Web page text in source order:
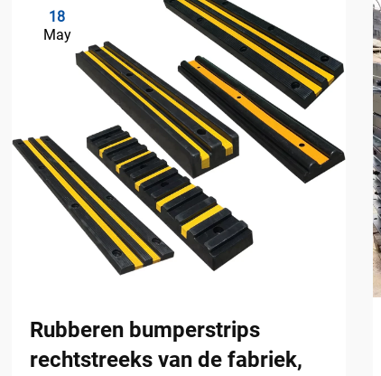
18
May
Rubberen bumperstrips
rechtstreeks van de fabriek,